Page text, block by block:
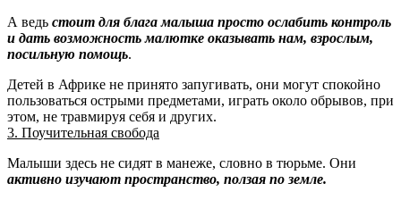
А ведь стоит для блага малыша просто ослабить контроль
и дать возможность малютке оказывать нам, взрослым,
посильную помощь.
Детей в Африке не принято запугивать, они могут спокойно
пользоваться острыми предметами, играть около обрывов, при
этом, не травмируя себя и других.
3. Поучительная свобода
Малыши здесь не сидят в манеже, словно в тюрьме. Они
активно изучают пространство, ползая по земле.